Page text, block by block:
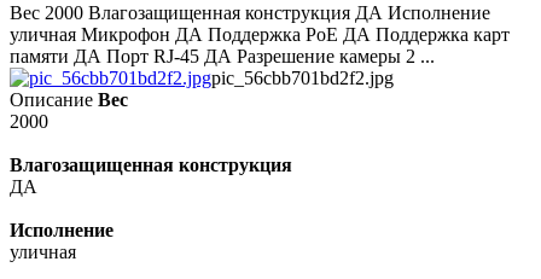
Вес 2000 Влагозащищенная конструкция ДА Исполнение
уличная Микрофон ДА Поддержка PoE ДА Поддержка карт
памяти ДА Порт RJ-45 ДА Разрешение камеры 2 ...
pic_56cbb701bd2f2.jpg
Описание Вес
2000
Влагозащищенная конструкция
ДА
Исполнение
уличная